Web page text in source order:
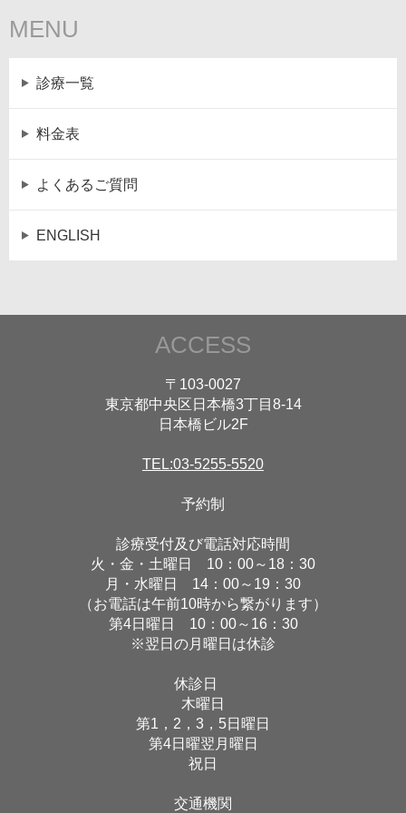
MENU
診療一覧
料金表
よくあるご質問
ENGLISH
ACCESS
〒103-0027
東京都中央区日本橋3丁目8-14
日本橋ビル2F
TEL:03-5255-5520
予約制
診療受付及び電話対応時間
火・金・土曜日 10：00～18：30
月・水曜日 14：00～19：30
（お電話は午前10時から繋がります）
第4日曜日 10：00～16：30
※翌日の月曜日は休診
休診日
木曜日
第1，2，3，5日曜日
第4日曜翌月曜日
祝日
交通機関